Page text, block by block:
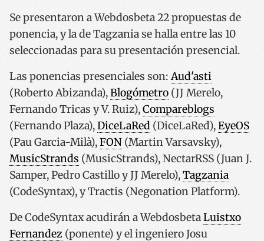
Se presentaron a Webdosbeta 22 propuestas de
ponencia, y la de Tagzania se halla entre las 10
seleccionadas para su presentación presencial.
Las ponencias presenciales son:Aud'asti
(Roberto Abizanda),Blogómetro (JJ Merelo,
Fernando Tricas y V. Ruiz),Compareblogs
(Fernando Plaza),DiceLaRed (DiceLaRed),EyeOS
(Pau Garcia-Milà),FON (Martin Varsavsky),
MusicStrands (MusicStrands), NectarRSS (Juan J.
Samper, Pedro Castillo y JJ Merelo),Tagzania
(CodeSyntax), y Tractis (Negonation Platform).
De CodeSyntax acudirán a WebdosbetaLuistxo
Fernandez (ponente) y el ingeniero Josu